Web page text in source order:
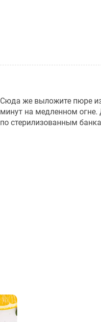
Сюда же выложите пюре
минут на медленном огне.
по стерилизованным